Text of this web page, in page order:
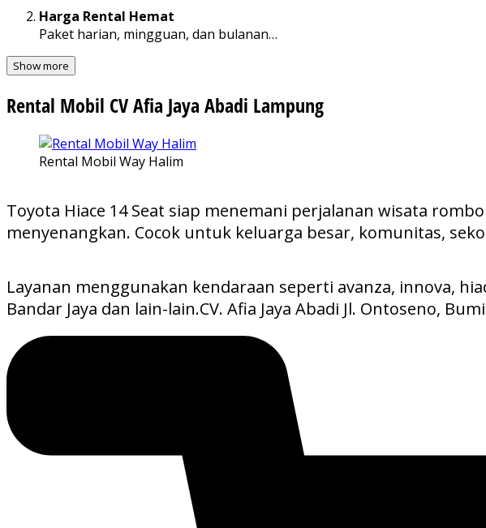
Harga Rental Hemat
Paket harian, mingguan, dan bulanan…
Show more
Rental Mobil CV Afia Jaya Abadi Lampung
Rental Mobil Way Halim
Toyota Hiace 14 Seat siap menemani perjalanan wisata
menyenangkan. Cocok untuk keluarga besar, komunitas,
Layanan menggunakan kendaraan seperti avanza, innova,
Bandar Jaya dan lain-lain.CV. Afia Jaya Abadi Jl. Ontoseno,